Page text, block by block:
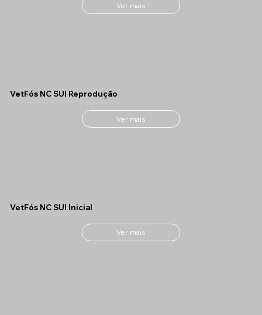
Ver mais
VetFós NC SUI Reprodução
Ver mais
VetFós NC SUI Inicial
Ver mais